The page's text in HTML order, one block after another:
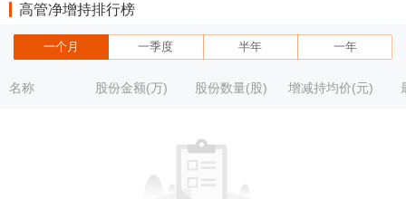
高管净增持排行榜
一个月 一季度 半年 一年
名称 股份金额(万) 股份数量(股) 增减持均价(元)